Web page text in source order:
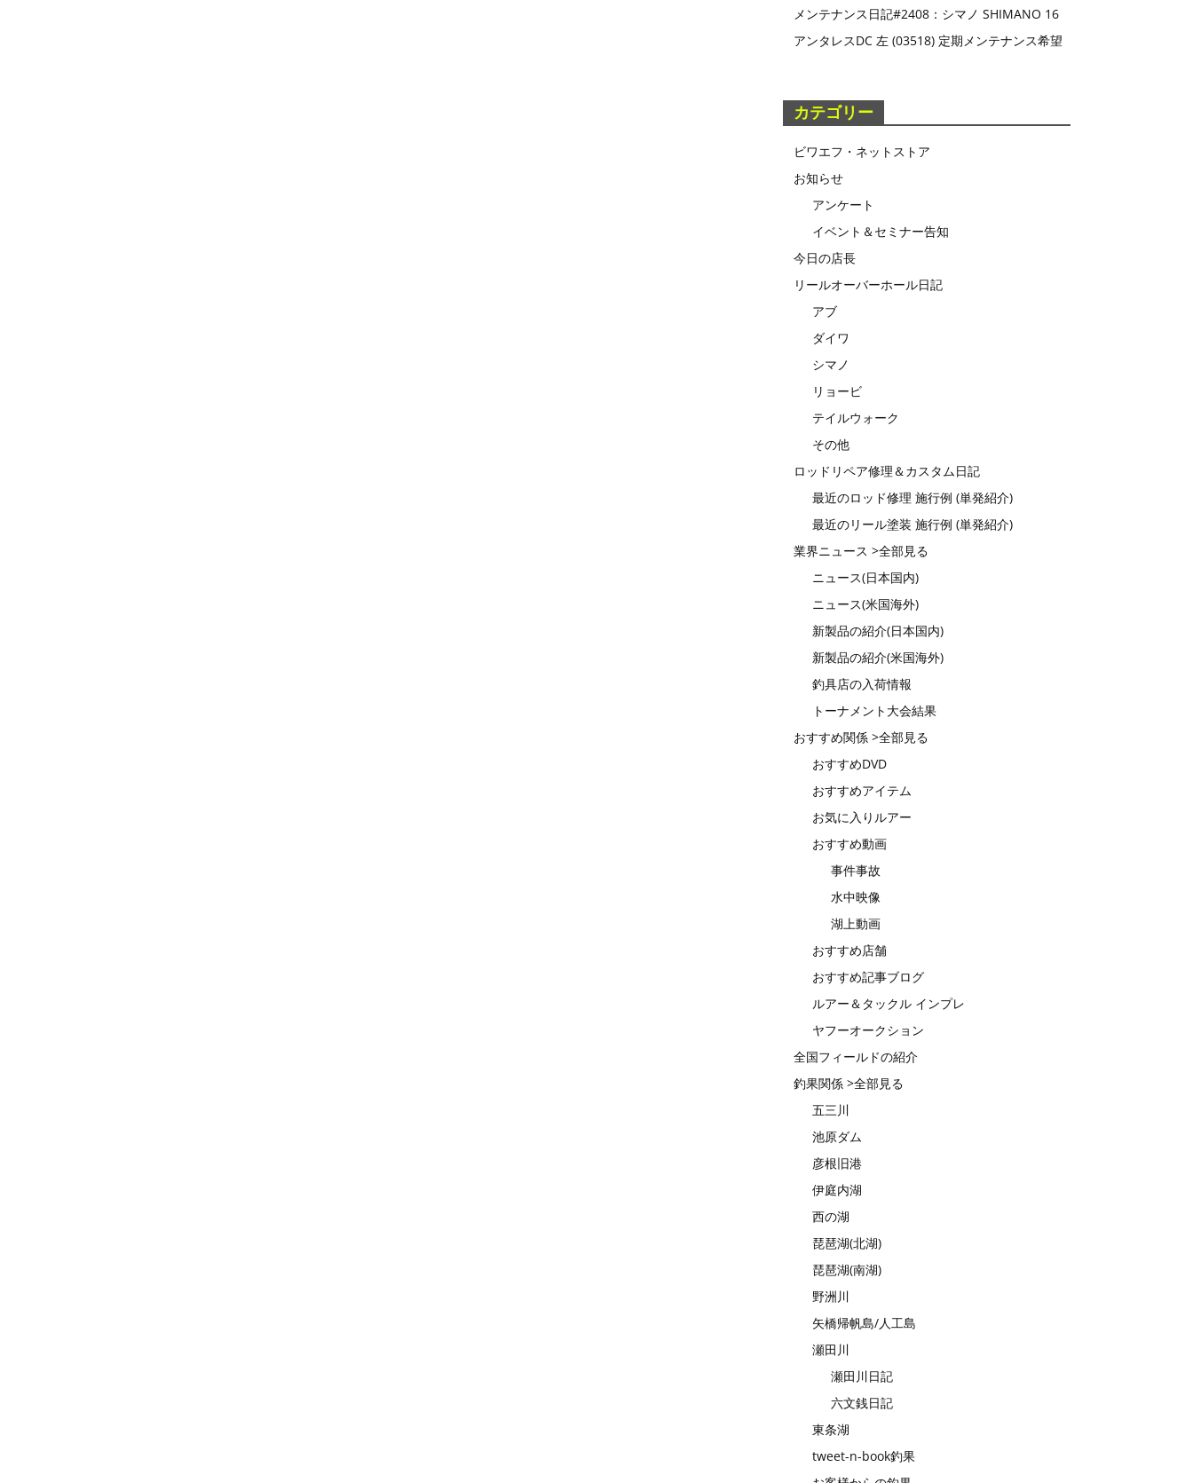
メンテナンス日記#2408：シマノ SHIMANO 16
アンタレスDC 左 (03518) 定期メンテナンス希望
カテゴリー
ビワエフ・ネットストア
お知らせ
アンケート
イベント＆セミナー告知
今日の店長
リールオーバーホール日記
アブ
ダイワ
シマノ
リョービ
テイルウォーク
その他
ロッドリペア修理＆カスタム日記
最近のロッド修理 施行例 (単発紹介)
最近のリール塗装 施行例 (単発紹介)
業界ニュース >全部見る
ニュース(日本国内)
ニュース(米国海外)
新製品の紹介(日本国内)
新製品の紹介(米国海外)
釣具店の入荷情報
トーナメント大会結果
おすすめ関係 >全部見る
おすすめDVD
おすすめアイテム
お気に入りルアー
おすすめ動画
事件事故
水中映像
湖上動画
おすすめ店舗
おすすめ記事ブログ
ルアー＆タックル インプレ
ヤフーオークション
全国フィールドの紹介
釣果関係 >全部見る
五三川
池原ダム
彦根旧港
伊庭内湖
西の湖
琵琶湖(北湖)
琵琶湖(南湖)
野洲川
矢橋帰帆島/人工島
瀬田川
瀬田川日記
六文銭日記
東条湖
tweet-n-book釣果